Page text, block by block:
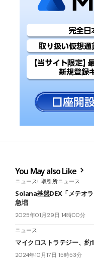
You May also Like
ニュース 取引所ニュース
Solana基盤DEX「メテオ
急増
2025年01月29日 14時00分
ニュース
マイクロストラテジー、約
2024年10月17日 15時53分